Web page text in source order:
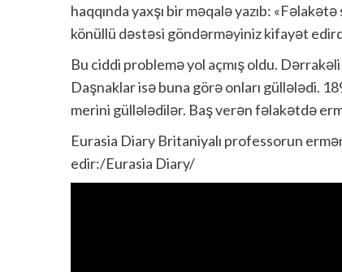
haqqında yaxşı bir məqalə yazıb:
könüllü dəstəsi göndərməyiniz kifayət
Bu ciddi problemə yol açmış oldu.
Daşnaklar isə buna görə onları güllələdi.
merini güllələdilər. Baş verən fəlakətdə
Eurasia Diary Britaniyalı professorun
edir:/Eurasia Diary/